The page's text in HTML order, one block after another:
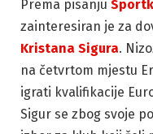
Prema pisanju
zainteresiran je za
Kristana Sigura.
na četvrtom mjestu
igrati kvalifikacije
Sigur se zbog svoje